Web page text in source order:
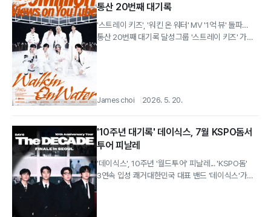
통산 20번째 대기록
'스트레이 키즈', '워킨 온 워터' MV '1억 뷰' 돌파…
통산 20번째 대기록 달성그룹 '스트레이 키즈' 가
James choi 2026. 5. 20.
'10주년 대기록' 데이식스, 7월 KSPO돔서
투어 피날레
'데이식스', 10주년 '월드투어' 피날레... 'KSPO돔'
3연속 입성 쾌거대한민국 대표 밴드 '데이식스'가